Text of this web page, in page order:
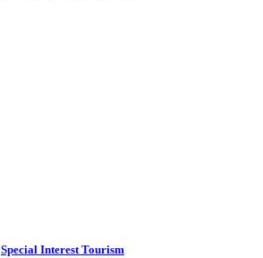
Special Interest Tourism